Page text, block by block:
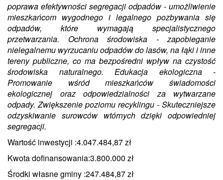
poprawa efektywności segregacji odpadów - umożliwienie
mieszkańcom wygodnego i legalnego pozbywania się
odpadów, które wymagają specjalistycznego
przetwarzania. Ochrona środowiska - zapobieganie
nielegalnemu wyrzucaniu odpadów do lasów, na łąki i inne
tereny publiczne, co ma bezpośredni wpływ na czystość
środowiska naturalnego. Edukacja ekologiczna -
Promowanie wśród mieszkańców świadomości
ekologicznej oraz odpowiedzialności za wytwarzane
odpady. Zwiększenie poziomu recyklingu - Skuteczniejsze
odzyskiwanie surowców wtórnych dzięki odpowiedniej
segregacji.
Wartość inwestycji :4.047.484,87 zł
Kwota dofinansowania:3.800.000 zł
Środki własne gminy :247.484,87 zł